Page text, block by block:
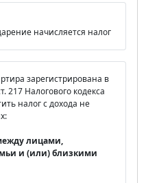
начисляется налог
зарегистрирована в
217 Налогового кодекса
налог с дохода не
лицами,
и (или) близкими